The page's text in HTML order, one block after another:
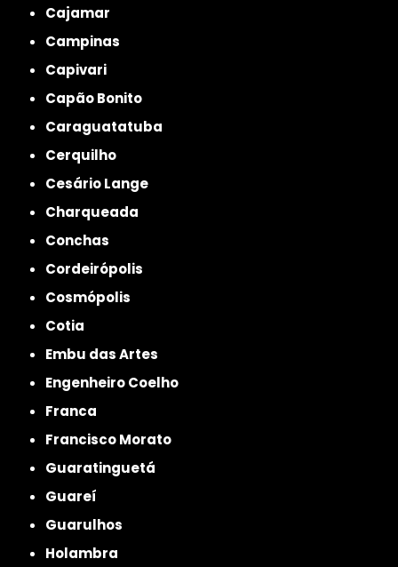
Cajamar
Campinas
Capivari
Capão Bonito
Caraguatatuba
Cerquilho
Cesário Lange
Charqueada
Conchas
Cordeirópolis
Cosmópolis
Cotia
Embu das Artes
Engenheiro Coelho
Franca
Francisco Morato
Guaratinguetá
Guareí
Guarulhos
Holambra